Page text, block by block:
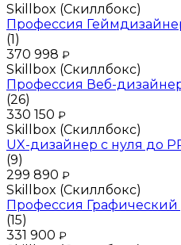
Skillbox (Скиллбокс)
Профессия
(1)
370 998 ₽
Skillbox (Скиллбокс)
Профессия Веб-
(26)
330 150 ₽
Skillbox (Скиллбокс)
UX-дизайнер с нуля до
(9)
299 890 ₽
Skillbox (Скиллбокс)
Профессия
(15)
331 900 ₽